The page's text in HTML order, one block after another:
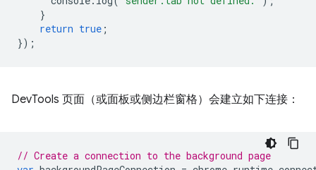
}
return true ;
});
DevTools 页面（或面板或侧边栏窗格）会建立如下连接：
// Create a connection to the background page